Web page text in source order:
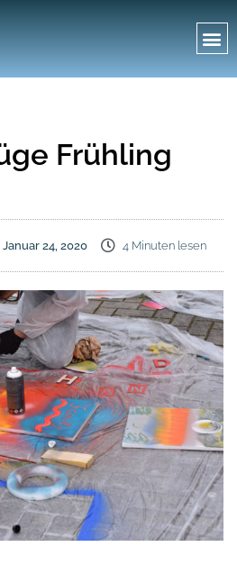
Frühling
Januar 24, 2020 4 Minuten lesen